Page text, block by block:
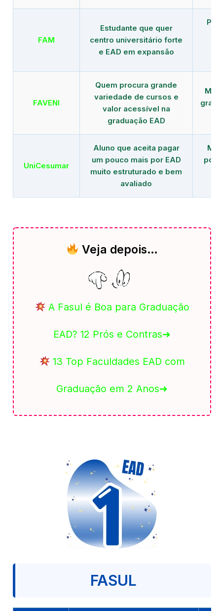
FAM
Estudante que quer
centro universitário forte
e EAD em expansão
FAVENI
Quem procura grande
variedade de cursos e
valor acessível na
graduação EAD
UniCesumar
Aluno que aceita pagar
um pouco mais por EAD
muito estruturado e bem
avaliado
Veja depois…
A Fasul é Boa para Graduação
EAD? 12 Prós e Contras➜
13 Top Faculdades EAD com
Graduação em 2 Anos➜
FASUL